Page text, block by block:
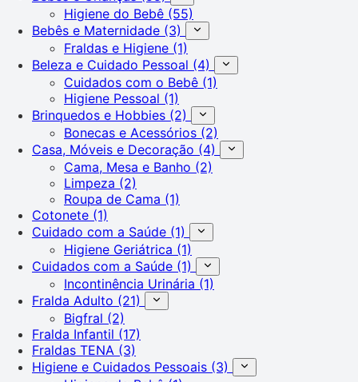
Higiene do Bebê (55)
Bebês e Maternidade (3)
Fraldas e Higiene (1)
Beleza e Cuidado Pessoal (4)
Cuidados com o Bebê (1)
Higiene Pessoal (1)
Brinquedos e Hobbies (2)
Bonecas e Acessórios (2)
Casa, Móveis e Decoração (4)
Cama, Mesa e Banho (2)
Limpeza (2)
Roupa de Cama (1)
Cotonete (1)
Cuidado com a Saúde (1)
Higiene Geriátrica (1)
Cuidados com a Saúde (1)
Incontinência Urinária (1)
Fralda Adulto (21)
Bigfral (2)
Fralda Infantil (17)
Fraldas TENA (3)
Higiene e Cuidados Pessoais (3)